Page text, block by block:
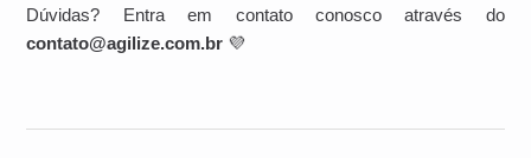
Dúvidas? Entra em contato conosco através do
contato@agilize.com.br 💜